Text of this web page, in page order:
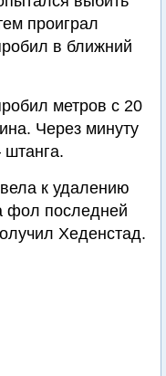
проиграл
в ближний
метров с 20
Через минуту
штанга.
к удалению
фол последней
Хеденстад.